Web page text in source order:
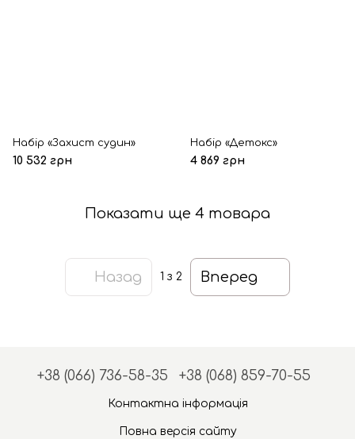
Набір «Захист судин»
10 532 грн
Набір «Детокс»
4 869 грн
Показати ще 4 товара
Назад 1 з 2 Вперед
+38 (066) 736-58-35 +38 (068) 859-70-55
Контактна інформація
Повна версія сайту